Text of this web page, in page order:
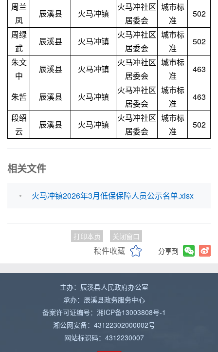
周兰
凤
辰溪县 火马冲镇
火马冲社区
居委会
城市标
准
502
周绿
武
辰溪县 火马冲镇
火马冲社区
居委会
城市标
准
502
朱文
中
辰溪县 火马冲镇
火马冲社区
居委会
城市标
准
463
朱哲 辰溪县 火马冲镇
火马冲社区
居委会
城市标
准
463
段绍
云
辰溪县 火马冲镇
火马冲社区
居委会
城市标
准
502
相关文件
火马冲镇2026年3月低保保障人员公示名单.xlsx
打印本页 关闭窗口
稿件收藏 分享到
主办：辰溪县人民政府办公室
承办：辰溪县政务服务中心
备案许可证编号：湘ICP备13003808号-1
湘公网安备：43122302000002号
网站标识码：4312230007